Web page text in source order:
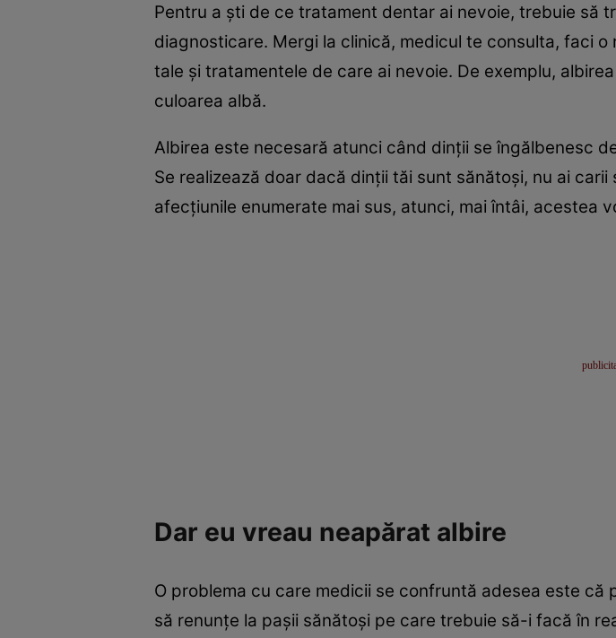
Pentru a şti de ce tratament dentar ai nevoie, trebuie să
diagnosticare. Mergi la clinică, medicul te consulta, faci
tale şi tratamentele de care ai nevoie. De exemplu,
culoarea albă.
Albirea este necesară atunci când dinţii se îngălbenesc
Se realizează doar dacă dinţii tăi sunt sănătoşi, nu ai
afecţiunile enumerate mai sus, atunci, mai întâi, acestea
Dar eu vreau neapărat albire
O problema cu care medicii se confruntă adesea este
să renunţe la paşii sănătoşi pe care trebuie să-i facă în